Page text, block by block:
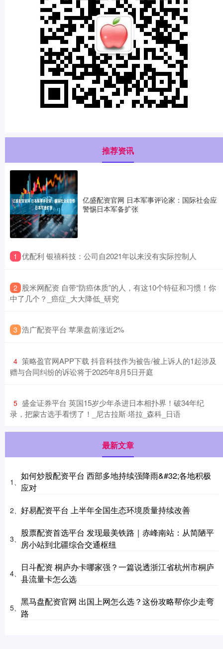
推荐资讯
亿盛配资官网 日本军事评论家：国际社会应
警惕日本军备扩张
1 ​优配利 银禧科技：公司自2021年以来没有实际控制人
2 ​股米网配资 自带“防癌体质”的人，有这10个特征和习惯！你
中了几个？_癌症_大大降低_研究
3 ​浩广配资平台 苹果盘前涨近2%
4 ​策略盈官网APP下载 抖音科技作为被告/被上诉人的1起涉及
赠与合同纠纷的诉讼将于2025年8月5日开庭
5 ​盛金证券平台 英国15岁少年杀进日本相扑界！破34年纪
录，把蒙古选手看愣了！_尼古拉斯·塔拉_森科_日语
最新文章
1、
如何炒股配资平台 西部多地持续强降雨&#32;各地积极
应对
2、 好易配资平台 上半年全国生态环境质量持续改善
3、
股票配资首选平台 发现最美铁路｜赤峰南站：从简陋平
房小站到北疆综合交通枢纽
4、
日斗配资 桐庐办卡哪家强？一篇说透浙江省杭州市桐庐
县流量卡怎么选
5、
黑马盘配资官网 出国上网怎么选？这份攻略帮你少走弯
路